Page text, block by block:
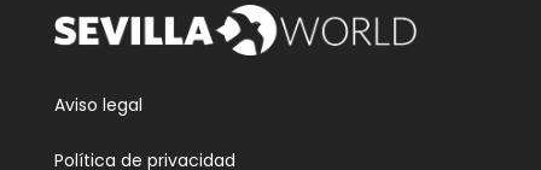
Aviso legal
Política de privacidad